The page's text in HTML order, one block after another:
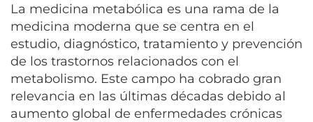
La medicina metabólica es una rama de la
medicina moderna que se centra en el
estudio, diagnóstico, tratamiento y prevención
de los trastornos relacionados con el
metabolismo. Este campo ha cobrado gran
relevancia en las últimas décadas debido al
aumento global de enfermedades crónicas